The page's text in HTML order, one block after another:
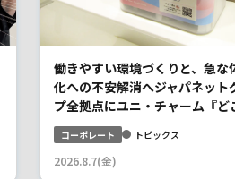
働きやすい環境づくりと、急な
化への不安解消へジャパネット
プ全拠点にユニ・チャーム『ど
コーポレート トピックス
2026.8.7(金)